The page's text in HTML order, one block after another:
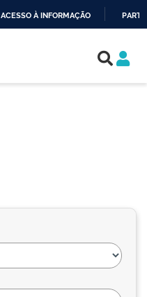
ACESSO À INFORMAÇÃO